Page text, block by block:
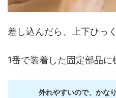
差し込んだら、上下ひっ
1番で装着した固定部品
外れやすいので、かな